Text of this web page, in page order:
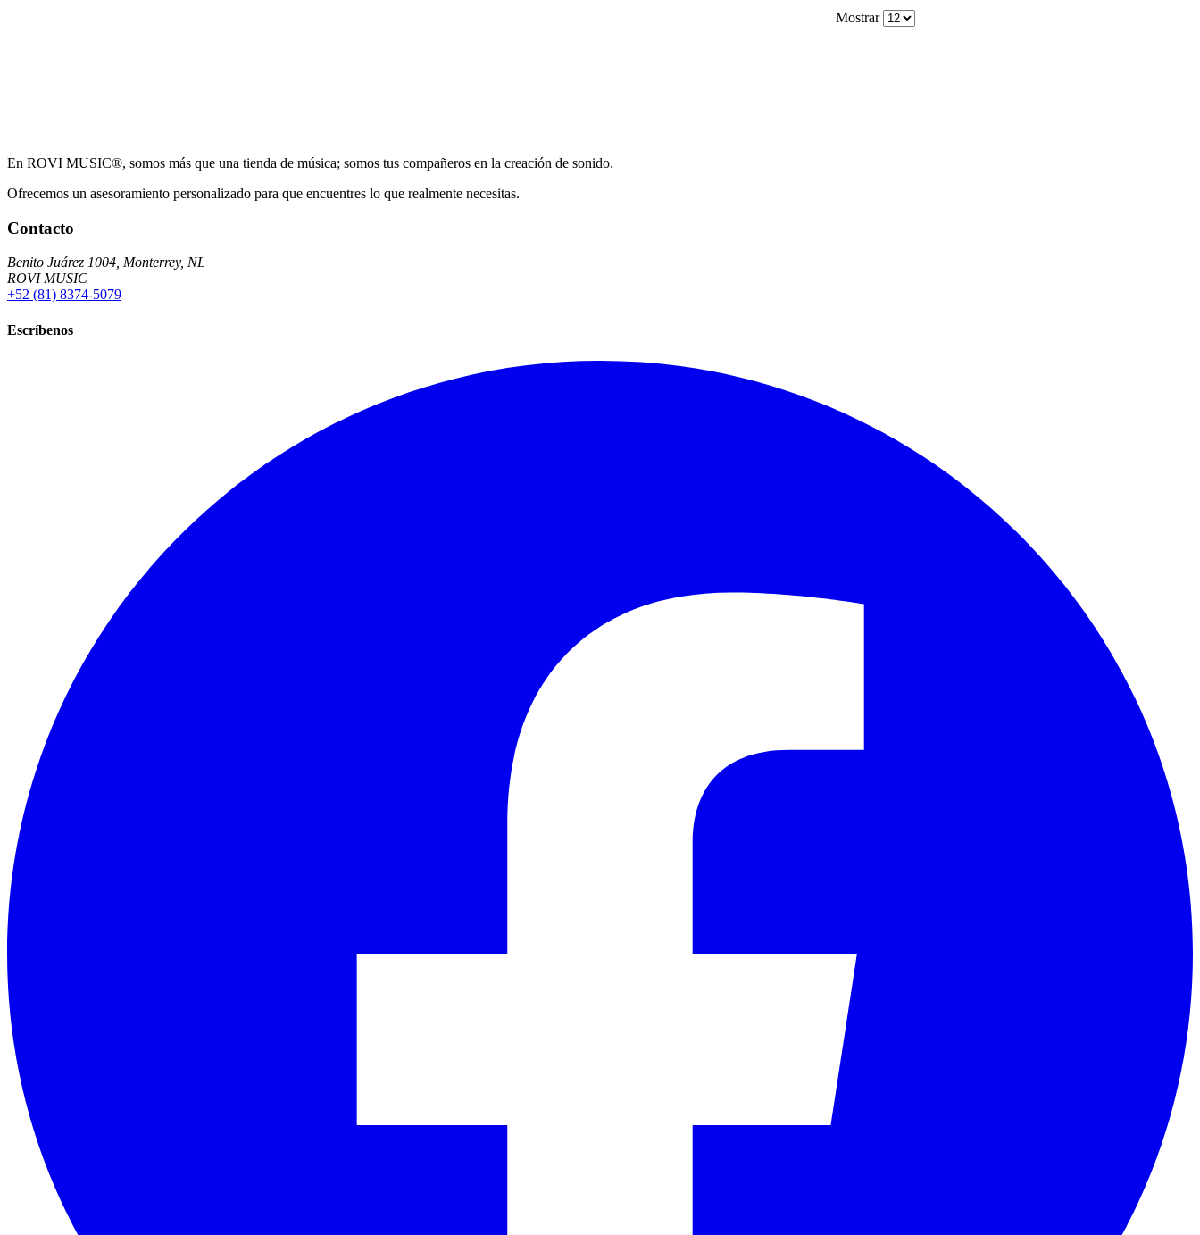
Mostrar
En ROVI MUSIC®, somos más que una tienda de música; somos tus compañeros en la creación de sonido.
Ofrecemos un asesoramiento personalizado para que encuentres lo que realmente necesitas.
Contacto
Benito Juárez 1004, Monterrey, NL
ROVI MUSIC
+52 (81) 8374-5079
Escríbenos